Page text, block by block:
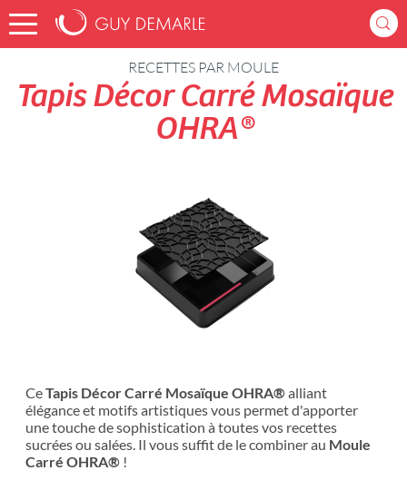
Accueil Recettes
RECETTES PAR MOULE
Tapis Décor Carré Mosaïque
OHRA®
CeTapis Décor Carré Mosaïque OHRA®alliant
élégance et motifs artistiques vous permet d'apporter
une touche de sophistication à toutes vos recettes
sucrées ou salées. Il vous suffit de le combiner au Moule
Carré OHRA® !